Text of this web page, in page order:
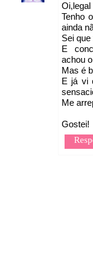
Oi,legal
Tenho
ainda
Sei
E
achou
Mas é
E já vi
Me
Gostei!